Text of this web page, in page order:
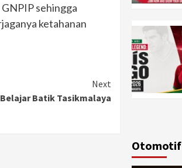
sehingga
ketahanan
Next
Batik Tasikmalaya
Otomotif